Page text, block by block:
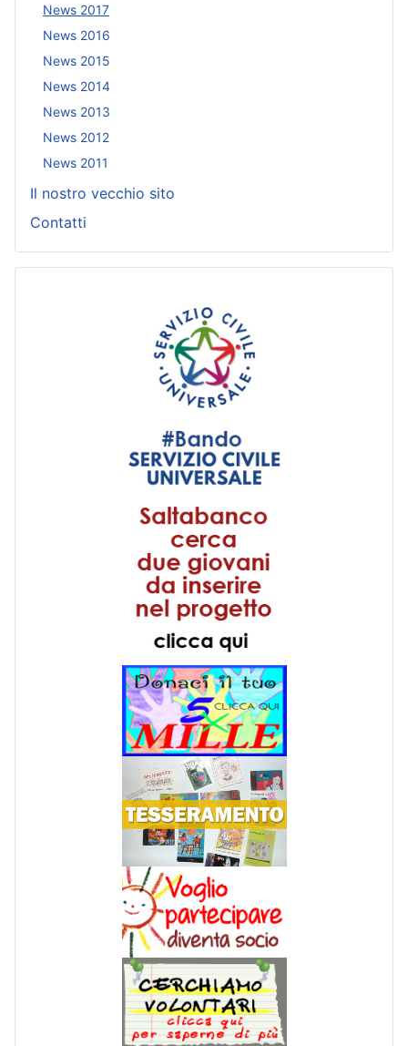
News 2017
News 2016
News 2015
News 2014
News 2013
News 2012
News 2011
Il nostro vecchio sito
Contatti